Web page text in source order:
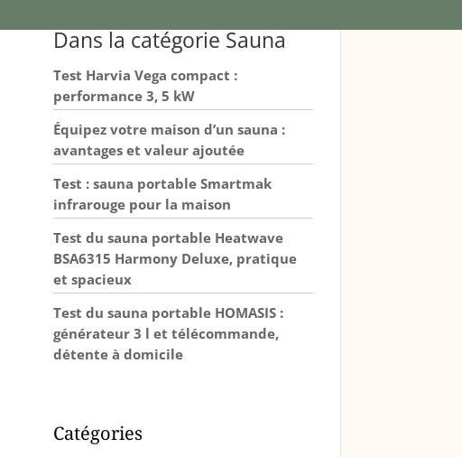
Dans la catégorie Sauna
Test Harvia Vega compact :
performance 3, 5 kW
Équipez votre maison d’un sauna :
avantages et valeur ajoutée
Test : sauna portable Smartmak
infrarouge pour la maison
Test du sauna portable Heatwave
BSA6315 Harmony Deluxe, pratique
et spacieux
Test du sauna portable HOMASIS :
générateur 3 l et télécommande,
détente à domicile
Catégories